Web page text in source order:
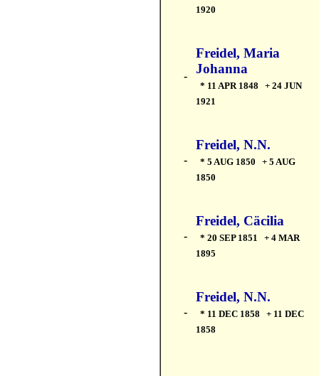
1920
-
Freidel, Maria
Johanna
* 11 APR 1848 + 24 JUN
1921
-
Freidel, N.N.
* 5 AUG 1850 + 5 AUG
1850
-
Freidel, Cäcilia
* 20 SEP 1851 + 4 MAR
1895
-
Freidel, N.N.
* 11 DEC 1858 + 11 DEC
1858